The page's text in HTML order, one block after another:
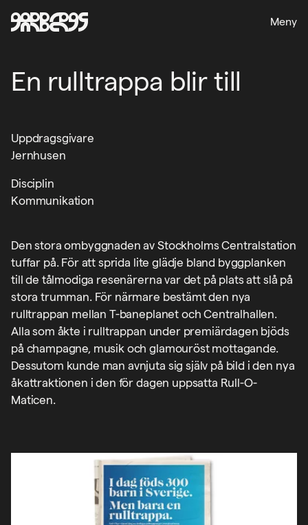
Meny
En rulltrappa blir till
Uppdragsgivare
Jernhusen
Disciplin
Kommunikation
Den stora ombyggnaden av Stockholms Centralstation
tuffar på. För att sprida lite glädje bland byggplanken
till de tålmodiga resenärerna var det på plats att slå på
stora trumman. För närmare bestämt den nya
rulltrappan mellan T-baneplanet och Centralhallen.
Alla som åkte i rulltrappan under premiärdagen bjöds
på champagne, musik och glamouröst mottagande.
Dessutom kunde man avnjuta sig själv på bild i den nya
åkattraktionen i den för dagen uppsatta Rull-O-
Maticen.